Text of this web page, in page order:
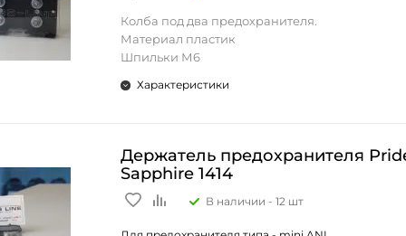
Колба под два предохранителя.
Материал пластик
Шпильки М6
Характеристики
Держатель предохранителя
Sapphire 1414
В наличии - 12 шт